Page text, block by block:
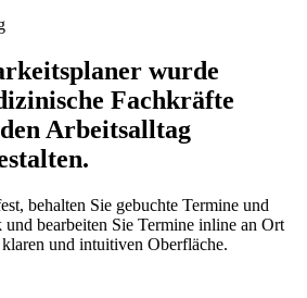
wurde
Fachkräfte
Arbeitsalltag
behalten Sie gebuchte Termine und
bearbeiten Sie Termine inline an Ort
und intuitiven Oberfläche.